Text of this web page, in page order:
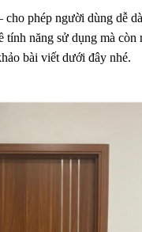
phép người dùng dễ
năng sử dụng mà
bài viết dưới đây nhé.